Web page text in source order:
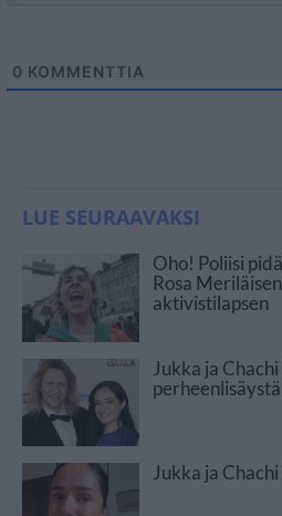
0 KOMMENTTIA
LUE SEURAAVAKSI
Oho! Poliisi
Rosa
aktivistilapsen
Jukka ja
Jukka ja